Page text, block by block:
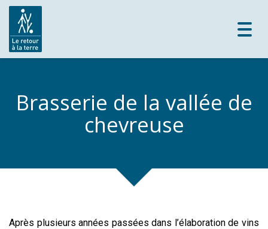
Brasserie de la vallée de
chevreuse
Après plusieurs années passées dans l’élaboration de vins